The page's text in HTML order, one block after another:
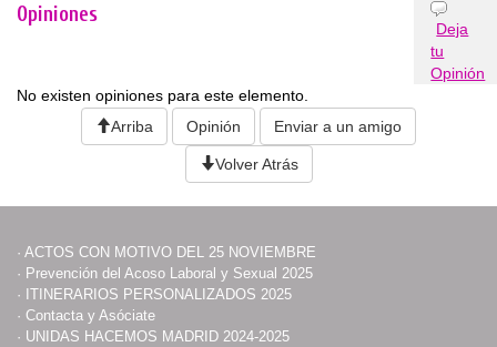
Opiniones
Deja
tu
Opinión
No existen opiniones para este elemento.
Arriba
Opinión Enviar a un amigo
Volver Atrás
· ACTOS CON MOTIVO DEL 25 NOVIEMBRE
· Prevención del Acoso Laboral y Sexual 2025
· ITINERARIOS PERSONALIZADOS 2025
· Contacta y Asóciate
· UNIDAS HACEMOS MADRID 2024-2025